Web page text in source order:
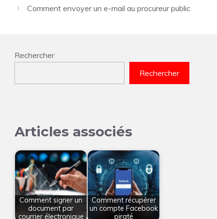
Comment envoyer un e-mail au procureur public
Rechercher
Rechercher
Articles associés
Comment signer un
document par
courrier électronique
Comment récupérer
un compte Facebook
piraté